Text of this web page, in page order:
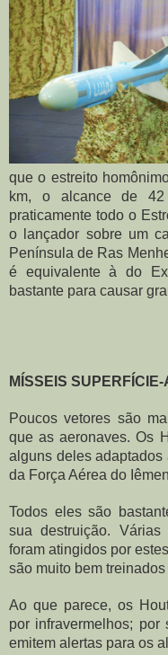
que o estreito
km, o alcance de
praticamente todo o
o lançador sobre um
Península de Ras
é equivalente à do
bastante para causar
MÍSSEIS
Poucos vetores são
que as aeronaves. Os
alguns deles adaptados
da Força Aérea do
Todos eles são
sua destruição.
foram atingidos por
são muito bem
Ao que parece, os
por infravermelhos;
emitem alertas para os